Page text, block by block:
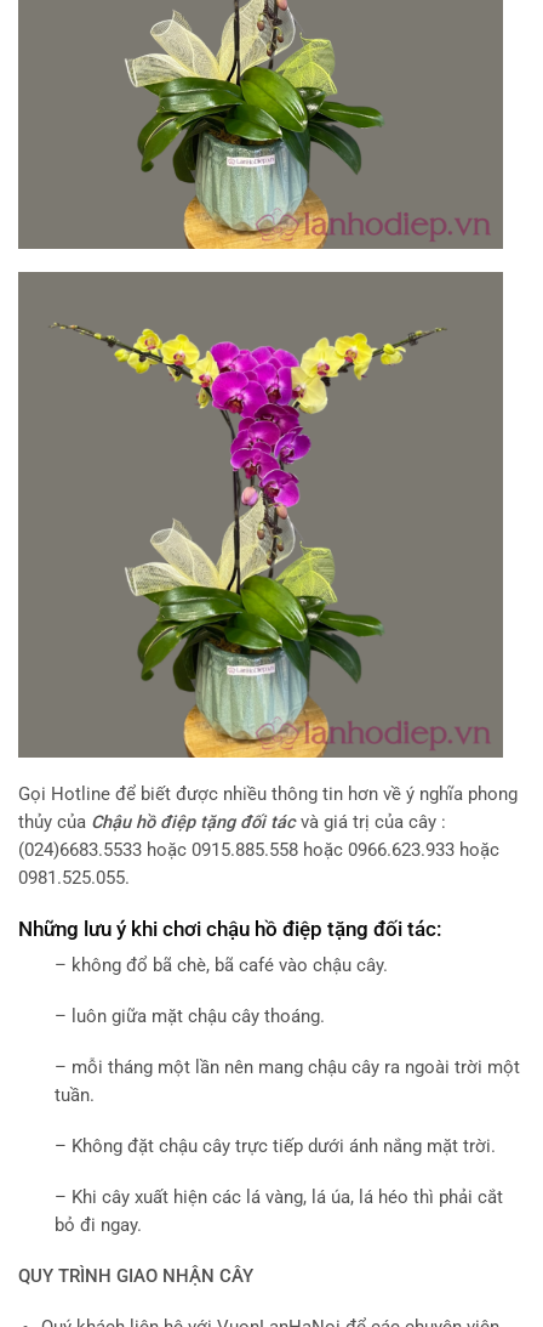
Gọi Hotline để biết được nhiều thông tin hơn về ý nghĩa phong
thủy của Chậu hồ điệp tặng đối tác và giá trị của cây :
(024)6683.5533 hoặc 0915.885.558 hoặc 0966.623.933 hoặc
0981.525.055.
Những lưu ý khi chơi chậu hồ điệp tặng đối tác:
– không đổ bã chè, bã café vào chậu cây.
– luôn giữa mặt chậu cây thoáng.
– mỗi tháng một lần nên mang chậu cây ra ngoài trời một
tuần.
– Không đặt chậu cây trực tiếp dưới ánh nắng mặt trời.
– Khi cây xuất hiện các lá vàng, lá úa, lá héo thì phải cắt
bỏ đi ngay.
QUY TRÌNH GIAO NHẬN CÂY